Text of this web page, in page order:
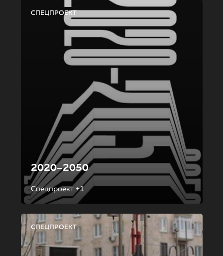
СПЕЦПРОЕКТ
2020–2050
Спецпроект +1
СПЕЦПРОЕКТ